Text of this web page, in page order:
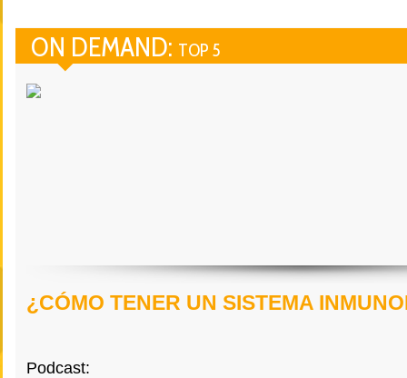
ON DEMAND: TOP 5
¿CÓMO TENER UN SISTEMA
Podcast: